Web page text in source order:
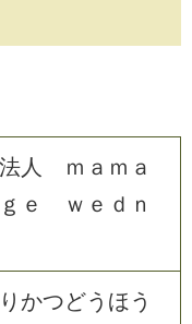
人 ｍａｍａ
ｅ ｗｅｄｎ
かつどうほう